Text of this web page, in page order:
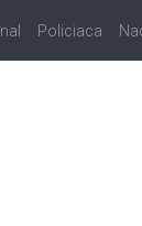
Policiaca